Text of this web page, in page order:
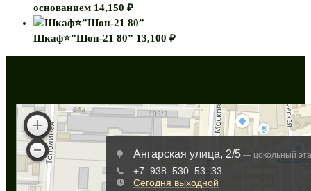
основанием 14,150 ₽
Шкаф⭐”Шон-21 80” 13,100 ₽